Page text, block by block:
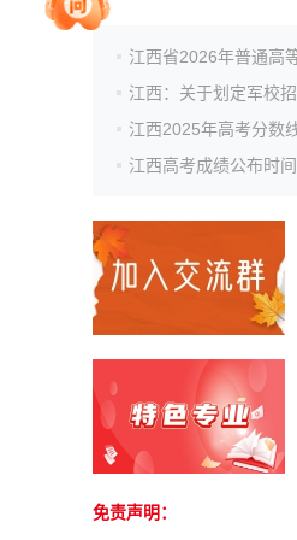
高考估分
江西省2026年普通高
江西：关于划定军校
江西高考成绩公布时
免责声明：